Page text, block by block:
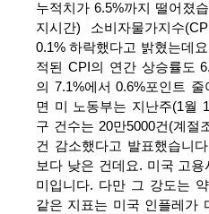
누적치가 6.5%까지 떨어졌
지시간) 소비자물가지수
0.1% 하락했다고 밝혔는데
적된 CPI의 연간 상승률도
의 7.1%에서 0.6%포인트 줄
면 미 노동부는 지난주(1월
구 건수는 20만5000건(계절
건 감소했다고 발표했습니
보다 낮은 건데요. 미국 고
미입니다. 다만 그 강도는
같은 지표는 미국 인플레가